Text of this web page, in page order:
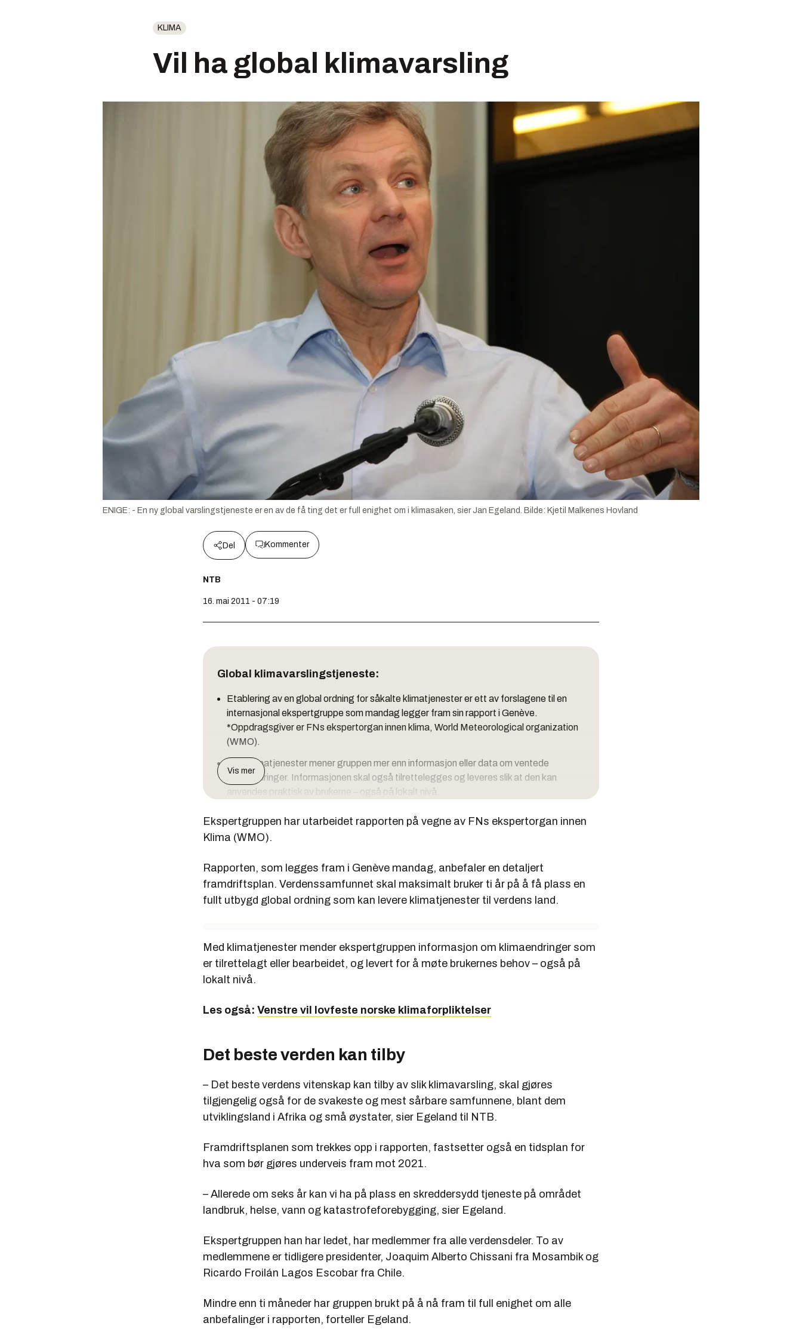
KLIMA
Vil ha global klimavarsling
ENIGE: - En ny global varslingstjeneste er en av de få ting det er full enighet om i klimasaken, sier Jan Egeland. Bilde: Kjetil Malkenes Hovland
Del Kommenter
NTB
16. mai 2011 - 07:19
Global klimavarslingstjeneste:
Etablering av en global ordning for såkalte klimatjenester er ett av forslagene til en
internasjonal ekspertgruppe som mandag legger fram sin rapport i Genève.
*Oppdragsgiver er FNs ekspertorgan innen klima, World Meteorological organization
(WMO).
Med klimatjenester mener gruppen mer enn informasjon eller data om ventede
klimaendringer. Informasjonen skal også tilrettelegges og leveres slik at den kan
anvendes praktisk av brukerne – også på lokalt nivå.
humanitære spørsmål og koordinator for nødhjelp, nå direktør i Norsk Utenrikspolitisk
Institutt (NUPI).
Gruppen anbefaler at det internasjonale samfunnet forplikter seg til å sette av 75
millioner dollar årlig (400 millioner kroner) for å etablere og opprettholde en global
varslingsordning for klimatjenester.
Målet med varslingstjenesten er å hjelpe alle verdens folk med å redusere egen
sårbarhet for klimaendringer. U-land, blant dem afrikanske land og små øystater som
er særlig sårbare for klimavariasjoner, skal ha prioritet.
Vis mer
Ekspertgruppen har utarbeidet rapporten på vegne av FNs ekspertorgan innen
Klima (WMO).
Rapporten, som legges fram i Genève mandag, anbefaler en detaljert
framdriftsplan. Verdenssamfunnet skal maksimalt bruker ti år på å få plass en
fullt utbygd global ordning som kan levere klimatjenester til verdens land.
Med klimatjenester mender ekspertgruppen informasjon om klimaendringer som
er tilrettelagt eller bearbeidet, og levert for å møte brukernes behov – også på
lokalt nivå.
Les også: Venstre vil lovfeste norske klimaforpliktelser
Det beste verden kan tilby
– Det beste verdens vitenskap kan tilby av slik klimavarsling, skal gjøres
tilgjengelig også for de svakeste og mest sårbare samfunnene, blant dem
utviklingsland i Afrika og små øystater, sier Egeland til NTB.
Framdriftsplanen som trekkes opp i rapporten, fastsetter også en tidsplan for
hva som bør gjøres underveis fram mot 2021.
– Allerede om seks år kan vi ha på plass en skreddersydd tjeneste på området
landbruk, helse, vann og katastrofeforebygging, sier Egeland.
Ekspertgruppen han har ledet, har medlemmer fra alle verdensdeler. To av
medlemmene er tidligere presidenter, Joaquim Alberto Chissani fra Mosambik og
Ricardo Froilán Lagos Escobar fra Chile.
Mindre enn ti måneder har gruppen brukt på å nå fram til full enighet om alle
anbefalinger i rapporten, forteller Egeland.